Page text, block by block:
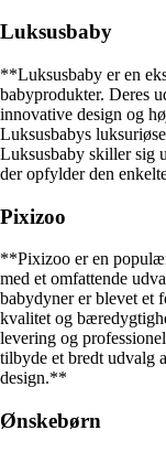
Luksusbaby
**Luksusbaby er en
babyprodukter. Deres
innovative design og
Luksusbabys
Luksusbaby skiller sig
der opfylder den
Pixizoo
**Pixizoo er en
med et omfattende
babydyner er blevet
kvalitet og
levering og
tilbyde et bredt udvalg
design.**
Ønskebørn